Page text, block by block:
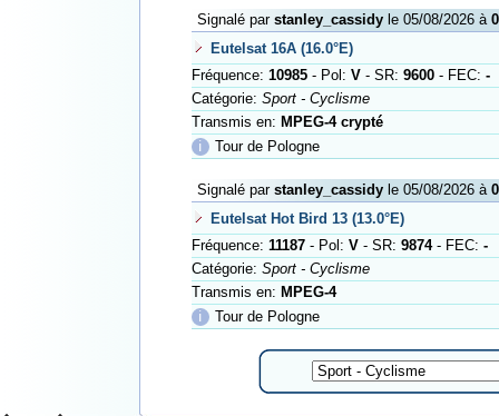
Signalé par stanley_cassidyle 05/08/2026 à
Eutelsat 16A (16.0°E)
Fréquence: 10985- Pol: V- SR: 9600- FEC: -
Catégorie: Sport - Cyclisme
Transmis en: MPEG-4 crypté
ℹ
Tour de Pologne
Signalé par stanley_cassidyle 05/08/2026 à
Eutelsat Hot Bird 13 (13.0°E)
Fréquence: 11187- Pol: V- SR: 9874- FEC: -
Catégorie: Sport - Cyclisme
Transmis en: MPEG-4
ℹ
Tour de Pologne